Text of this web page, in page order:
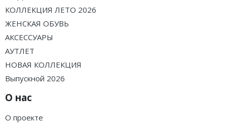
КОЛЛЕКЦИЯ ЛЕТО 2026
ЖЕНСКАЯ ОБУВЬ
АКСЕССУАРЫ
АУТЛЕТ
НОВАЯ КОЛЛЕКЦИЯ
Выпускной 2026
О нас
О проекте